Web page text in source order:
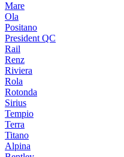
Mare
Ola
Positano
President QC
Rail
Renz
Riviera
Rola
Rotonda
Sirius
Tempio
Terra
Titano
Alpina